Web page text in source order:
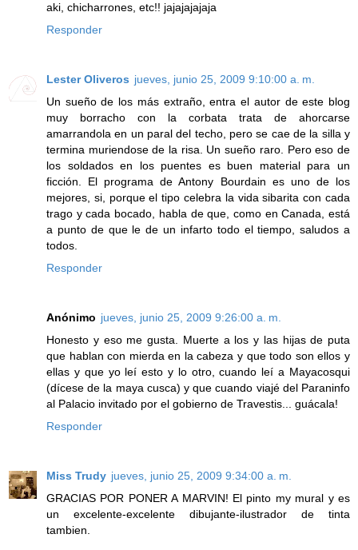
aki, chicharrones, etc!! jajajajajaja
Responder
Lester Oliveros jueves, junio 25, 2009 9:10:00 a. m.
Un sueño de los más extraño, entra el autor de este blog
muy borracho con la corbata trata de ahorcarse
amarrandola en un paral del techo, pero se cae de la silla y
termina muriendose de la risa. Un sueño raro. Pero eso de
los soldados en los puentes es buen material para un
ficción. El programa de Antony Bourdain es uno de los
mejores, si, porque el tipo celebra la vida sibarita con cada
trago y cada bocado, habla de que, como en Canada, está
a punto de que le de un infarto todo el tiempo, saludos a
todos.
Responder
Anónimo jueves, junio 25, 2009 9:26:00 a. m.
Honesto y eso me gusta. Muerte a los y las hijas de puta
que hablan con mierda en la cabeza y que todo son ellos y
ellas y que yo leí esto y lo otro, cuando leí a Mayacosqui
(dícese de la maya cusca) y que cuando viajé del Paraninfo
al Palacio invitado por el gobierno de Travestis... guácala!
Responder
Miss Trudy jueves, junio 25, 2009 9:34:00 a. m.
GRACIAS POR PONER A MARVIN! El pinto my mural y es
un excelente-excelente dibujante-ilustrador de tinta
tambien.